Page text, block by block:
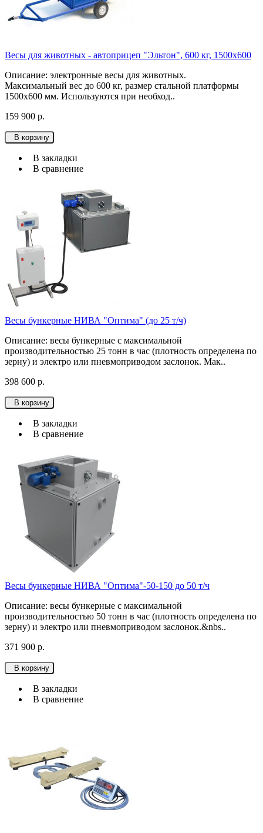
Весы для животных - автоприцеп "Эльтон", 600 кг, 1500х600
Описание: электронные весы для животных.
Максимальный вес до 600 кг, размер стальной платформы
1500х600 мм. Используются при необход..
159 900 р.
В корзину
В закладки
В сравнение
Весы бункерные НИВА "Оптима" (до 25 т/ч)
Описание: весы бункерные с максимальной
производительностью 25 тонн в час (плотность определена по
зерну) и электро или пневмоприводом заслонок. Мак..
398 600 р.
В корзину
В закладки
В сравнение
Весы бункерные НИВА "Оптима"-50-150 до 50 т/ч
Описание: весы бункерные с максимальной
производительностью 50 тонн в час (плотность определена по
зерну) и электро или пневмоприводом заслонок.&nbs..
371 900 р.
В корзину
В закладки
В сравнение